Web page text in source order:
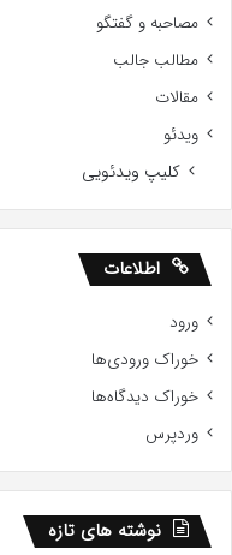
مصاحبه و گفتگو
مطالب جالب
مقالات
ویدئو
کلیپ ویدئویی
اطلاعات
ورود
خوراک ورودی‌ها
خوراک دیدگاه‌ها
وردپرس
نوشته های تازه